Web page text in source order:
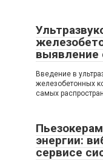
выявление
Введение в
железобетонных
самых
энергии:
сервисе